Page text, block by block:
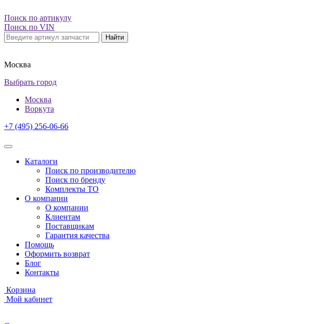
Поиск по артикулу
Поиск по VIN
Найти
Москва
Выбрать город
Москва
Воркута
+7 (495) 256-06-66
Каталоги
Поиск по производителю
Поиск по бренду
Комплекты ТО
О компании
О компании
Клиентам
Поставщикам
Гарантия качества
Помощь
Оформить возврат
Блог
Контакты
Корзина
Мой кабинет